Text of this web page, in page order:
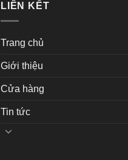
LIÊN KẾT
Trang chủ
Giới thiệu
Cửa hàng
Tin tức